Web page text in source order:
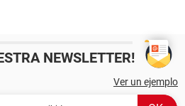
NEWSLETTER!
Ver un ejemplo